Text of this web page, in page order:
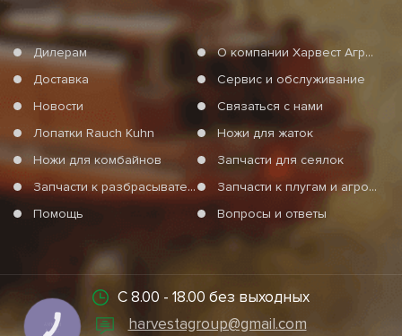
Дилерам
О компании Харвест Агро Груп
Доставка
Сервис и обслуживание
Новости
Связаться с нами
Лопатки Rauch Kuhn
Ножи для жаток
Ножи для комбайнов
Запчасти для сеялок
Запчасти к разбрасывателям минеральных удобрений
Запчасти к плугам и агротехнике
Помощь
Вопросы и ответы
С 8.00 - 18.00 без выходных
harvestagroup@gmail.com
КНОПКА
СВЯЗИ